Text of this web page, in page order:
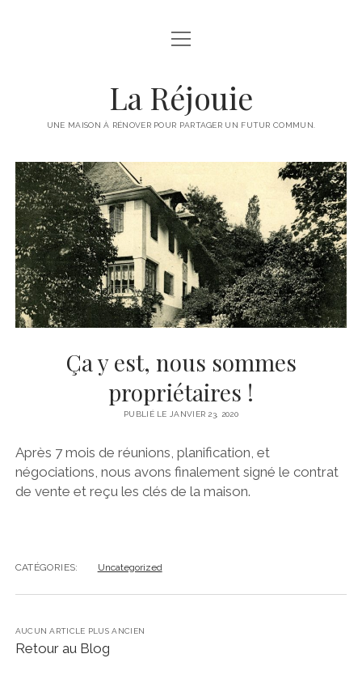
ACCUEIL
CONTACTS
ouvrir
menu
La Réjouie
UNE MAISON À RÉNOVER POUR PARTAGER UN FUTUR COMMUN.
Ça y est, nous sommes
propriétaires !
PUBLIÉ LE JANVIER 23, 2020
Après 7 mois de réunions, planification, et
négociations, nous avons finalement signé le contrat
de vente et reçu les clés de la maison.
CATÉGORIES: Uncategorized
AUCUN ARTICLE PLUS ANCIEN
Retour au Blog